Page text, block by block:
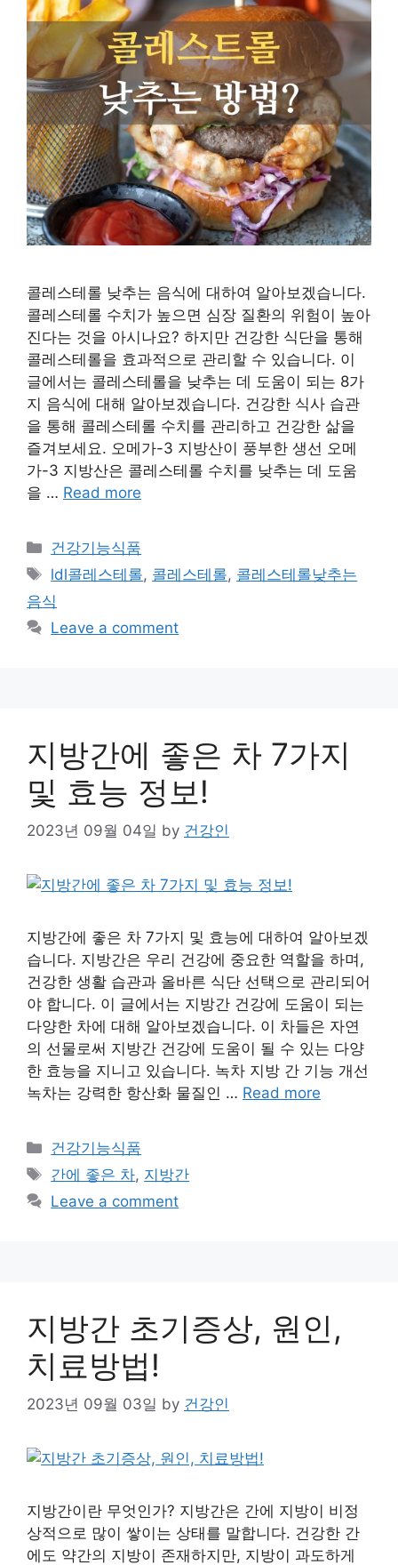
콜레스테롤 낮추는 음식에 대하여 알아보겠습니다.
콜레스테롤 수치가 높으면 심장 질환의 위험이 높아
진다는 것을 아시나요? 하지만 건강한 식단을 통해
콜레스테롤을 효과적으로 관리할 수 있습니다. 이
글에서는 콜레스테롤을 낮추는 데 도움이 되는 8가
지 음식에 대해 알아보겠습니다. 건강한 식사 습관
을 통해 콜레스테롤 수치를 관리하고 건강한 삶을
즐겨보세요. 오메가-3 지방산이 풍부한 생선 오메
가-3 지방산은 콜레스테롤 수치를 낮추는 데 도움
을 … Read more
Categories
건강기능식품
Tags
ldl콜레스테롤, 콜레스테롤, 콜레스테롤낮추는
음식
Leave a comment
지방간에 좋은 차 7가지
및 효능 정보!
2023년 09월 04일 by 건강인
지방간에 좋은 차 7가지 및 효능에 대하여 알아보겠
습니다. 지방간은 우리 건강에 중요한 역할을 하며,
건강한 생활 습관과 올바른 식단 선택으로 관리되어
야 합니다. 이 글에서는 지방간 건강에 도움이 되는
다양한 차에 대해 알아보겠습니다. 이 차들은 자연
의 선물로써 지방간 건강에 도움이 될 수 있는 다양
한 효능을 지니고 있습니다. 녹차 지방 간 기능 개선
녹차는 강력한 항산화 물질인 … Read more
Categories
건강기능식품
Tags
간에 좋은 차, 지방간
Leave a comment
지방간 초기증상, 원인,
치료방법!
2023년 09월 03일 by 건강인
지방간이란 무엇인가? 지방간은 간에 지방이 비정
상적으로 많이 쌓이는 상태를 말합니다. 건강한 간
에도 약간의 지방이 존재하지만, 지방이 과도하게